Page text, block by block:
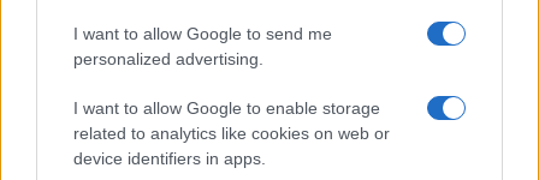
I want to allow Google to send me
personalized advertising.
I want to allow Google to enable storage
related to analytics like cookies on web or
device identifiers in apps.